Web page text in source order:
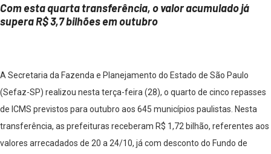
Com esta quarta transferência, o valor acumulado já
supera R$ 3,7 bilhões em outubro
A Secretaria da Fazenda e Planejamento do Estado de São Paulo
(Sefaz-SP) realizou nesta terça-feira (28), o quarto de cinco repasses
de ICMS previstos para outubro aos 645 municípios paulistas. Nesta
transferência, as prefeituras receberam R$ 1,72 bilhão, referentes aos
valores arrecadados de 20 a 24/10, já com desconto do Fundo de